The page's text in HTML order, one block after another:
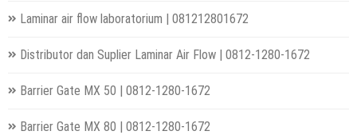
Laminar air flow laboratorium | 081212801672
Distributor dan Suplier Laminar Air Flow | 0812-1280-1672
Barrier Gate MX 50 | 0812-1280-1672
Barrier Gate MX 80 | 0812-1280-1672